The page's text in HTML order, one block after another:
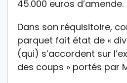
45.000 euros d’amende.
Dans son réquisitoire,
parquet fait état de «
(qui) s’accordent sur
des coups » portés par